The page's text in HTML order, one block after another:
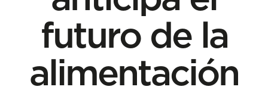
futuro de la
alimentación